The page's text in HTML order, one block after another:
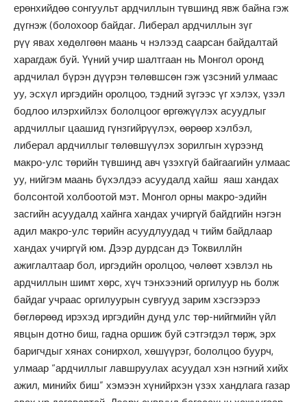
ерөнхийдөө сонгуульт ардчиллын түвшинд явж байна гэж
дүгнэж (болохоор байдаг. Либерал ардчиллын зүг
рүү явах хөдөлгөөн маань ч нэлээд саарсан байдалтай
харагдаж буй. Үүний учир шалтгаан нь Монгол оронд
ардчилал бүрэн дүүрэн төлөвшсөн гэж үзсэний улмаас
уу, эсхүл иргэдийн оролцоо, тэдний зүгээс үг хэлэх, үзэл
бодлоо илэрхийлэх бололцоог өргөжүүлэх асуудлыг
ардчиллыг цаашид гүнзгийрүүлэх, өөрөөр хэлбэл,
либерал ардчиллыг төлөвшүүлэх зорилгын хүрээнд
макро-улс төрийн түвшинд авч үзэхгүй байгаагийн улмаас
уу, нийгэм маань бүхэлдээ асуудалд хайш яаш хандах
болсонтой холбоотой мэт. Монгол орны макро-эдийн
засгийн асуудалд хайнга хандах учиргүй байдгийн нэгэн
адил макро-улс төрийн асуудлуудад ч тийм байдлаар
хандах учиргүй юм. Дээр дурдсан дэ Токвиллйн
ажиглалтаар бол, иргэдийн оролцоо, чөлөөт хэвлэл нь
ардчиллын шимт хөрс, хүч тэнхээний оргилуур нь болж
байдаг учраас оргилуурын сувгууд зарим хэсгээрээ
бөглөрөөд ирэхэд иргэдийн дунд улс төр-нийгмийн үйл
явцын дотно биш, гадна оршиж буй сэтгэгдэл төрж, эрх
баригчдыг хянах сонирхол, хөшүүрэг, бололцоо буурч,
улмаар “ардчиллыг лавшруулах асуудал хэн нэгний хийх
ажил, минийх биш” хэмээн хүнийрхэн үзэх хандлага газар